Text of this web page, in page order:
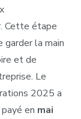
Cette étape
garder la main
et de
Le
2025 a
en mai